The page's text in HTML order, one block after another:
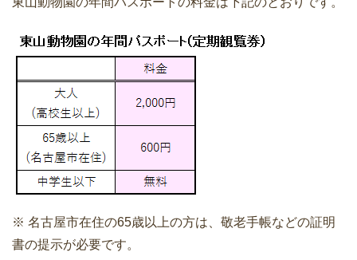
※ 名古屋市在住の65歳以上の方は、敬老手帳などの証明
書の提示が必要です。